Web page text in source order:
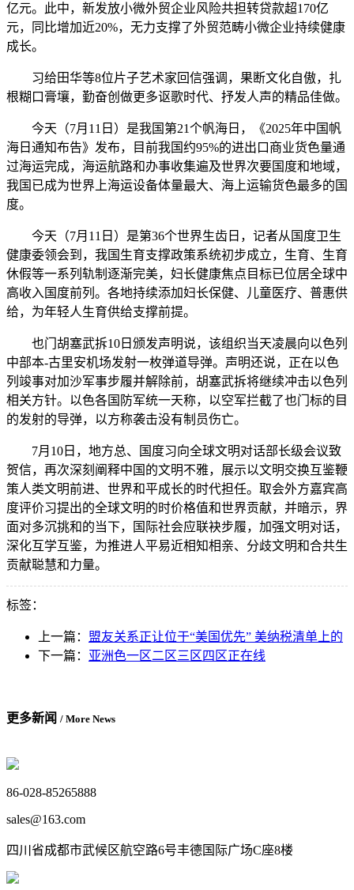
亿元。此中，新发放小微外贸企业风险共担转贷款超170亿
元，同比增加近20%，无力支撑了外贸范畴小微企业持续健康
成长。
习给田华等8位片子艺术家回信强调，果断文化自傲，扎
根糊口膏壤，勤奋创做更多讴歌时代、抒发人声的精品佳做。
今天（7月11日）是我国第21个帆海日，《2025年中国帆
海日通知布告》发布，目前我国约95%的进出口商业货色量通
过海运完成，海运航路和办事收集遍及世界次要国度和地域，
我国已成为世界上海运设备体量最大、海上运输货色最多的国
度。
今天（7月11日）是第36个世界生齿日，记者从国度卫生
健康委领会到，我国生育支撑政策系统初步成立，生育、生育
休假等一系列轨制逐渐完美，妇长健康焦点目标已位居全球中
高收入国度前列。各地持续添加妇长保健、儿童医疗、普惠供
给，为年轻人生育供给支撑前提。
也门胡塞武拆10日颁发声明说，该组织当天凌晨向以色列
中部本-古里安机场发射一枚弹道导弹。声明还说，正在以色
列竣事对加沙军事步履并解除前，胡塞武拆将继续冲击以色列
相关方针。以色各国防军统一天称，以空军拦截了也门标的目
的发射的导弹，以方称袭击没有制员伤亡。
7月10日，地方总、国度习向全球文明对话部长级会议致
贺信，再次深刻阐释中国的文明不雅，展示以文明交换互鉴鞭
策人类文明前进、世界和平成长的时代担任。取会外方嘉宾高
度评价习提出的全球文明的时价格值和世界贡献，并暗示，界
面对多沉挑和的当下，国际社会应联袂步履，加强文明对话，
深化互学互鉴，为推进人平易近相知相亲、分歧文明和合共生
贡献聪慧和力量。
标签：
上一篇： 盟友关系正让位于“美国优先” 美纳税清单上的
下一篇： 亚洲色一区二区三区四区正在线
更多新闻 / More News
86-028-85265888
sales@163.com
四川省成都市武候区航空路6号丰德国际广场C座8楼